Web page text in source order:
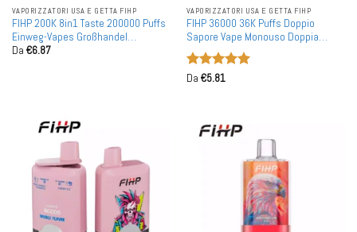
VAPORIZZATORI USA E GETTA FIHP
FIHP 200K 8in1 Taste 200000 Puffs
Einweg-Vapes Großhandel
Mengenrabatt Mesh Coil LED-
Da €6.87
VAPORIZZATORI USA E GETTA FIHP
FIHP 36000 36K Puffs Doppio
Sapore Vape Monouso Doppia
Bobina Mesh Display Completo LED
all'Ingrosso
Valutato
Da €5.81